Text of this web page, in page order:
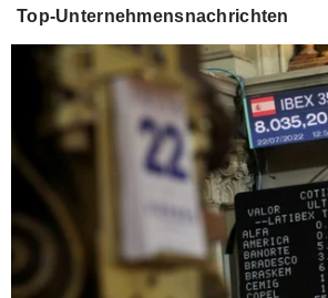
Top-Unternehmensnachrichten